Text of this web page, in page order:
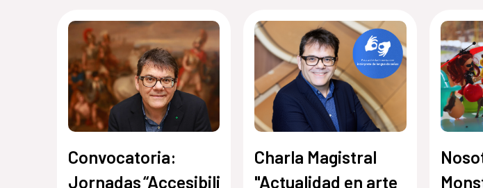
Convocatoria:
Jornadas “Accesibilidad,
Charla Magistral
"Actualidad en arte